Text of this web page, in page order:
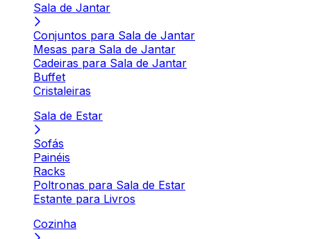
Sala de Jantar
Conjuntos para Sala de Jantar
Mesas para Sala de Jantar
Cadeiras para Sala de Jantar
Buffet
Cristaleiras
Sala de Estar
Sofás
Painéis
Racks
Poltronas para Sala de Estar
Estante para Livros
Cozinha